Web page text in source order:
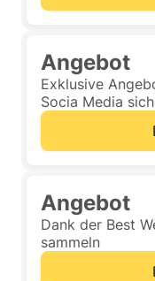
Angebot
Exklusive
Socia Media
Angebot
Dank der Best
sammeln